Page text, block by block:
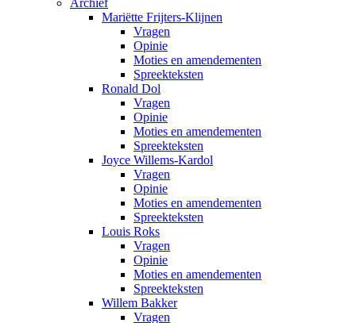
Archief
Mariëtte Frijters-Klijnen
Vragen
Opinie
Moties en amendementen
Spreekteksten
Ronald Dol
Vragen
Opinie
Moties en amendementen
Spreekteksten
Joyce Willems-Kardol
Vragen
Opinie
Moties en amendementen
Spreekteksten
Louis Roks
Vragen
Opinie
Moties en amendementen
Spreekteksten
Willem Bakker
Vragen